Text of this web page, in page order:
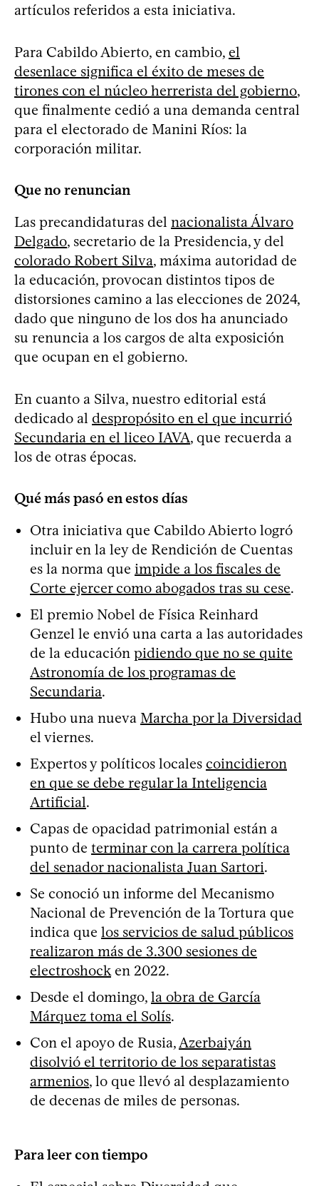
artículos referidos a esta iniciativa.
Para Cabildo Abierto, en cambio, el
desenlace significa el éxito de meses de
tirones con el núcleo herrerista del gobierno,
que finalmente cedió a una demanda central
para el electorado de Manini Ríos: la
corporación militar.
Que no renuncian
Las precandidaturas del nacionalista Álvaro
Delgado, secretario de la Presidencia, y del
colorado Robert Silva, máxima autoridad de
la educación, provocan distintos tipos de
distorsiones camino a las elecciones de 2024,
dado que ninguno de los dos ha anunciado
su renuncia a los cargos de alta exposición
que ocupan en el gobierno.
En cuanto a Silva, nuestro editorial está
dedicado al despropósito en el que incurrió
Secundaria en el liceo IAVA, que recuerda a
los de otras épocas.
Qué más pasó en estos días
Otra iniciativa que Cabildo Abierto logró
incluir en la ley de Rendición de Cuentas
es la norma que impide a los fiscales de
Corte ejercer como abogados tras su cese.
El premio Nobel de Física Reinhard
Genzel le envió una carta a las autoridades
de la educación pidiendo que no se quite
Astronomía de los programas de
Secundaria.
Hubo una nueva Marcha por la Diversidad
el viernes.
Expertos y políticos locales coincidieron
en que se debe regular la Inteligencia
Artificial.
Capas de opacidad patrimonial están a
punto de terminar con la carrera política
del senador nacionalista Juan Sartori.
Se conoció un informe del Mecanismo
Nacional de Prevención de la Tortura que
indica que los servicios de salud públicos
realizaron más de 3.300 sesiones de
electroshock en 2022.
Desde el domingo, la obra de García
Márquez toma el Solís.
Con el apoyo de Rusia, Azerbaiyán
disolvió el territorio de los separatistas
armenios, lo que llevó al desplazamiento
de decenas de miles de personas.
Para leer con tiempo